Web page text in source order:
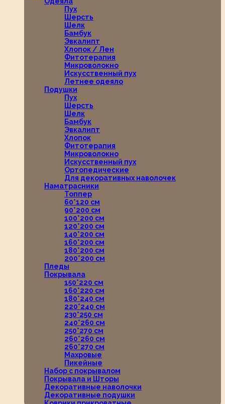
Пух
Шерсть
Шелк
Бамбук
Эвкалипт
Хлопок / Лен
Фитотерапия
Микроволокно
Искусственный пух
Летнее одеяло
Подушки
Пух
Шерсть
Шелк
Бамбук
Эвкалипт
Хлопок
Фитотерапия
Микроволокно
Искусственный пух
Ортопедические
Для декоративных наволочек
Наматрасники
Топпер
60*120 см
90*200 см
100*200 см
120*200 см
140*200 см
160*200 см
180*200 см
200*200 см
Пледы
Покрывала
150*220 см
160*220 см
180*240 см
220*240 см
230*250 см
240*260 см
250*270 см
260*260 см
260*270 см
Махровые
Пикейные
Набор с покрывалом
Покрывала и Шторы
Декоративные наволочки
Декоративные подушки